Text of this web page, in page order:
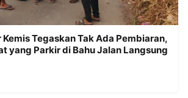
Kemis Tegaskan Tak Ada Pembiaran,
yang Parkir di Bahu Jalan Langsung